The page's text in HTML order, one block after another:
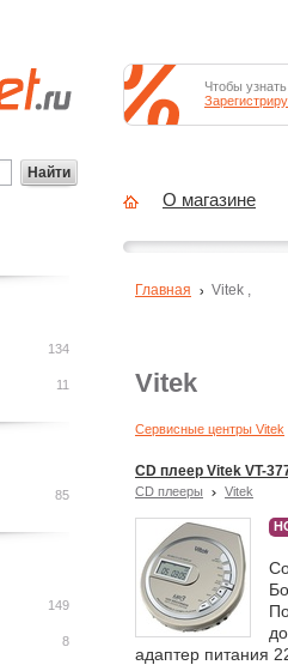
Vitek
Сервисные центры Vitek
CD плеер Vitek VT-
CD плееры Vitek
адаптер питания
Главная Vitek ,
134
11
85
149
8
Найти
Чтобы
О магазине